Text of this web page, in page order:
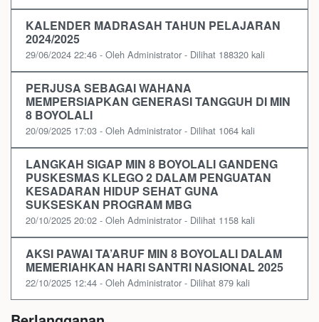
KALENDER MADRASAH TAHUN PELAJARAN
2024/2025
29/06/2024 22:46 - Oleh Administrator - Dilihat 188320 kali
PERJUSA SEBAGAI WAHANA
MEMPERSIAPKAN GENERASI TANGGUH DI MIN
8 BOYOLALI
20/09/2025 17:03 - Oleh Administrator - Dilihat 1064 kali
LANGKAH SIGAP MIN 8 BOYOLALI GANDENG
PUSKESMAS KLEGO 2 DALAM PENGUATAN
KESADARAN HIDUP SEHAT GUNA
SUKSESKAN PROGRAM MBG
20/10/2025 20:02 - Oleh Administrator - Dilihat 1158 kali
AKSI PAWAI TA’ARUF MIN 8 BOYOLALI DALAM
MEMERIAHKAN HARI SANTRI NASIONAL 2025
22/10/2025 12:44 - Oleh Administrator - Dilihat 879 kali